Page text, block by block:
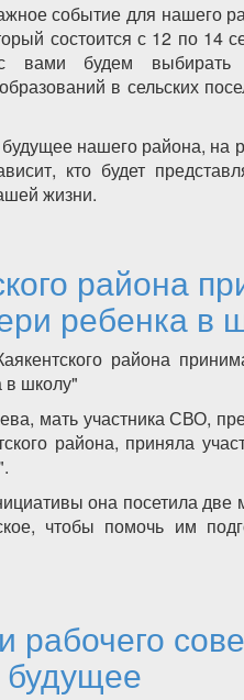
событие для нашего
состоится с 12 по 14
будем выбирать
в сельских
нашего района, на
кто будет
жизни.
района
ребенка в
района
в школу"
мать участника СВО,
района, приняла
она посетила две
чтобы помочь им
рабочего